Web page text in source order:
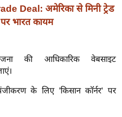
Deal: अमेरिका से मिनी ट्रेड
भारत कायम
की आधिकारिक वेबसाइट
के लिए 'किसान कॉर्नर' पर